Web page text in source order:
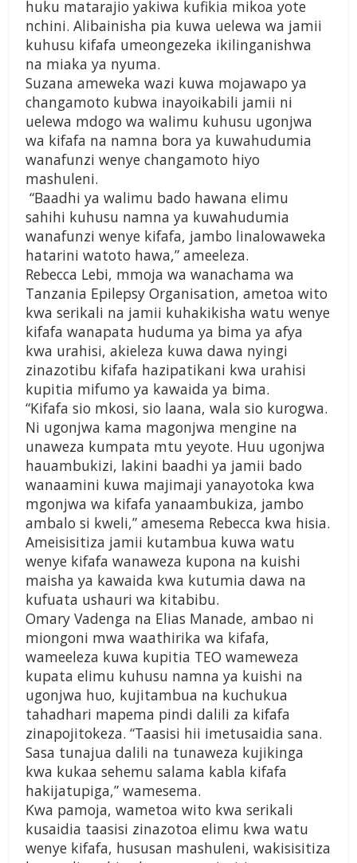
huku matarajio yakiwa kufikia mikoa yote
nchini. Alibainisha pia kuwa uelewa wa jamii
kuhusu kifafa umeongezeka ikilinganishwa
na miaka ya nyuma.
Suzana ameweka wazi kuwa mojawapo ya
changamoto kubwa inayoikabili jamii ni
uelewa mdogo wa walimu kuhusu ugonjwa
wa kifafa na namna bora ya kuwahudumia
wanafunzi wenye changamoto hiyo
mashuleni.
“Baadhi ya walimu bado hawana elimu
sahihi kuhusu namna ya kuwahudumia
wanafunzi wenye kifafa, jambo linalowaweka
hatarini watoto hawa,” ameeleza.
Rebecca Lebi, mmoja wa wanachama wa
Tanzania Epilepsy Organisation, ametoa wito
kwa serikali na jamii kuhakikisha watu wenye
kifafa wanapata huduma ya bima ya afya
kwa urahisi, akieleza kuwa dawa nyingi
zinazotibu kifafa hazipatikani kwa urahisi
kupitia mifumo ya kawaida ya bima.
“Kifafa sio mkosi, sio laana, wala sio kurogwa.
Ni ugonjwa kama magonjwa mengine na
unaweza kumpata mtu yeyote. Huu ugonjwa
hauambukizi, lakini baadhi ya jamii bado
wanaamini kuwa majimaji yanayotoka kwa
mgonjwa wa kifafa yanaambukiza, jambo
ambalo si kweli,” amesema Rebecca kwa hisia.
Ameisisitiza jamii kutambua kuwa watu
wenye kifafa wanaweza kupona na kuishi
maisha ya kawaida kwa kutumia dawa na
kufuata ushauri wa kitabibu.
Omary Vadenga na Elias Manade, ambao ni
miongoni mwa waathirika wa kifafa,
wameeleza kuwa kupitia TEO wameweza
kupata elimu kuhusu namna ya kuishi na
ugonjwa huo, kujitambua na kuchukua
tahadhari mapema pindi dalili za kifafa
zinapojitokeza. “Taasisi hii imetusaidia sana.
Sasa tunajua dalili na tunaweza kujikinga
kwa kukaa sehemu salama kabla kifafa
hakijatupiga,” wamesema.
Kwa pamoja, wametoa wito kwa serikali
kusaidia taasisi zinazotoa elimu kwa watu
wenye kifafa, hususan mashuleni, wakisisitiza